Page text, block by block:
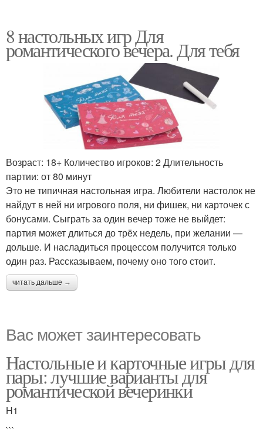
8 настольных игр Для
романтического вечера. Для тебя
Возраст: 18+ Количество игроков: 2 Длительность
партии: от 80 минут
Это не типичная настольная игра. Любители настолок не
найдут в ней ни игрового поля, ни фишек, ни карточек с
бонусами. Сыграть за один вечер тоже не выйдет:
партия может длиться до трёх недель, при желании —
дольше. И насладиться процессом получится только
один раз. Рассказываем, почему оно того стоит.
читать дальше →
Вас может заинтересовать
Настольные и карточные игры для
пары: лучшие варианты для
романтической вечеринки
H1
```